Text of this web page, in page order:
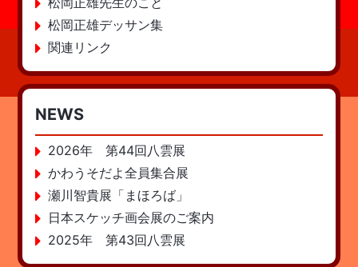
松岡正雄デッサン集
関連リンク
NEWS
2026年 第44回八雲展
かわうそだよ全員集合展
瀬川智貴展「まほろば」
日本スケッチ画会展のご案内
2025年 第43回八雲展